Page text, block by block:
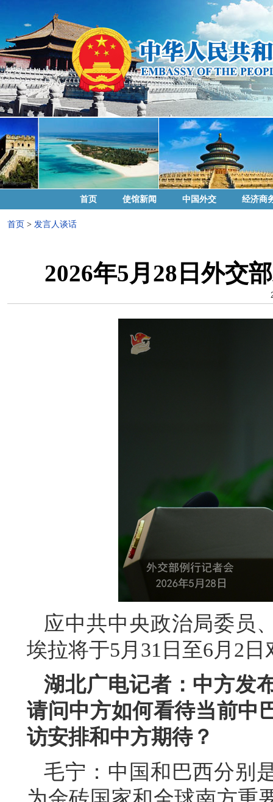
首页 使馆新闻 中国外交 经济商
首页 > 发言人谈话
2026年5月28日外交
应中共中央政治局委员
埃拉将于5月31日至6月2
湖北广电记者：中方发
请问中方如何看待当前中
访安排和中方期待？
毛宁：中国和巴西分别